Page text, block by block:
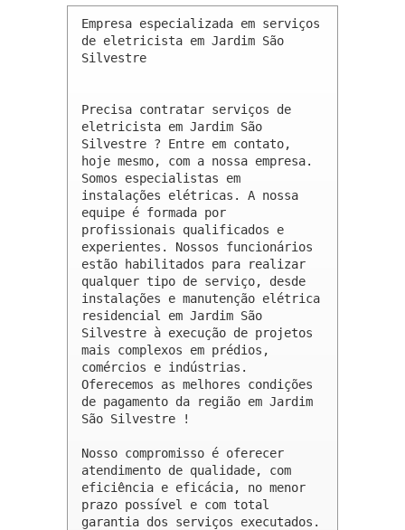
Empresa especializada em serviços
de eletricista em Jardim São
Silvestre
Precisa contratar serviços de
eletricista em Jardim São
Silvestre ? Entre em contato,
hoje mesmo, com a nossa empresa.
Somos especialistas em
instalações elétricas. A nossa
equipe é formada por
profissionais qualificados e
experientes. Nossos funcionários
estão habilitados para realizar
qualquer tipo de serviço, desde
instalações e manutenção elétrica
residencial em Jardim São
Silvestre à execução de projetos
mais complexos em prédios,
comércios e indústrias.
Oferecemos as melhores condições
de pagamento da região em Jardim
São Silvestre !
Nosso compromisso é oferecer
atendimento de qualidade, com
eficiência e eficácia, no menor
prazo possível e com total
garantia dos serviços executados.